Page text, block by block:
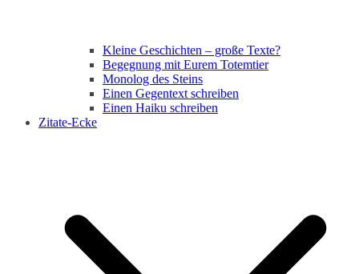
Kleine Geschichten – große Texte?
Begegnung mit Eurem Totemtier
Monolog des Steins
Einen Gegentext schreiben
Einen Haiku schreiben
Zitate-Ecke